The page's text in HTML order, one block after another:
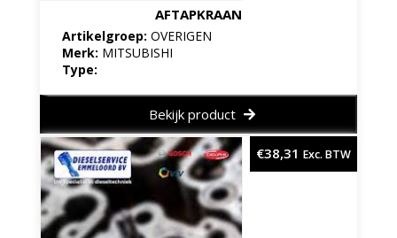
AFTAPKRAAN
Artikelgroep: OVERIGEN
Merk: MITSUBISHI
Type:
Bekijk product
€38,31 Exc. BTW